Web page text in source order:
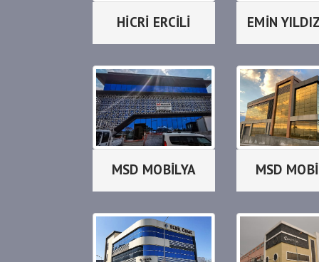
HİCRİ ERCİLİ
MSD MOBİLYA MSD